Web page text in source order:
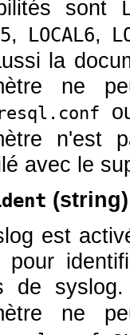
sont
, LOCAL6,
la
ne
n'est
avec le
(string)
est
pour
de syslog
ne